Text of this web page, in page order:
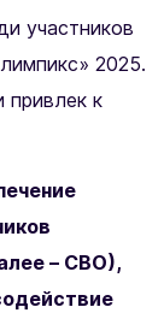
участников
2025.
к
– СВО),